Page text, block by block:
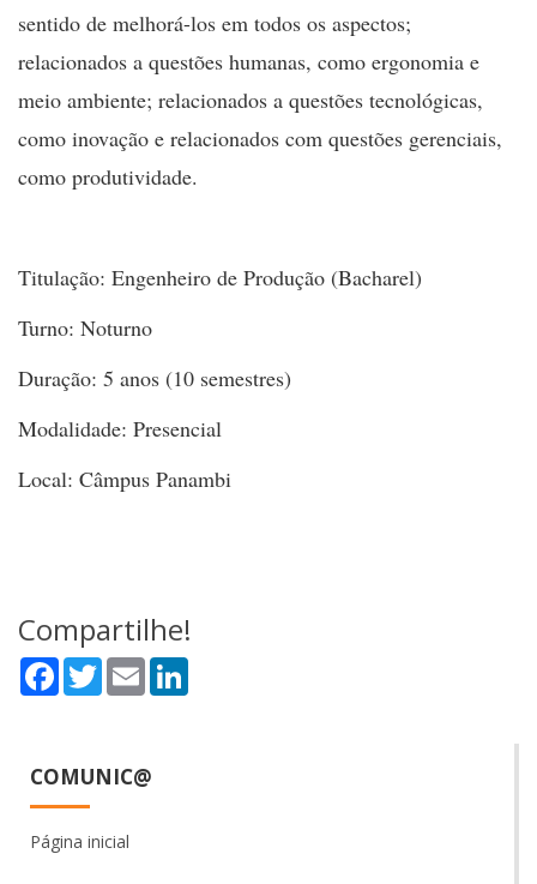
sentido de melhorá-los em todos os aspectos;
relacionados a questões humanas, como ergonomia e
meio ambiente; relacionados a questões tecnológicas,
como inovação e relacionados com questões gerenciais,
como produtividade.
Titulação: Engenheiro de Produção (Bacharel)
Turno: Noturno
Duração: 5 anos (10 semestres)
Modalidade: Presencial
Local: Câmpus Panambi
Compartilhe!
Facebook
TwitterEmail
COMUNIC@
Página inicial